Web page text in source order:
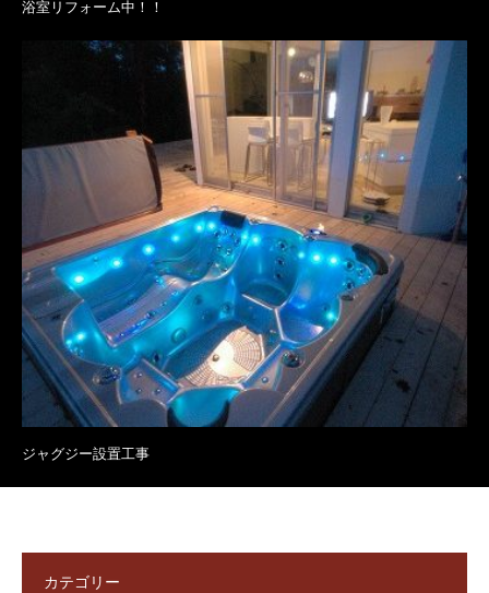
浴室リフォーム中！！
ジャグジー設置工事
カテゴリー